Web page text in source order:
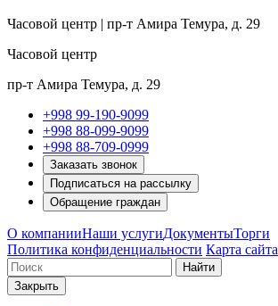
Часовой центр | пр-т Амира Темура, д. 29
Часовой центр
пр-т Амира Темура, д. 29
+998 99-190-9099
+998 88-099-9099
+998 88-709-0999
Заказать звонок
Подписаться на рассылку
Обращение граждан
О компанииНаши услугиДокументыТорги
Политика конфиденциальности Карта сайта
Найти
Закрыть